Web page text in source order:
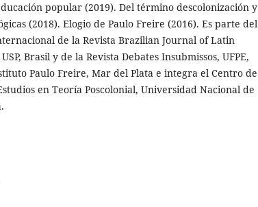
popular (2019). Del término descolonización y
(2018). Elogio de Paulo Freire (2016). Es parte del
de la Revista Brazilian Journal of Latin
Brasil y de la Revista Debates Insubmissos, UFPE,
Paulo Freire, Mar del Plata e integra el Centro de
en Teoría Poscolonial, Universidad Nacional de